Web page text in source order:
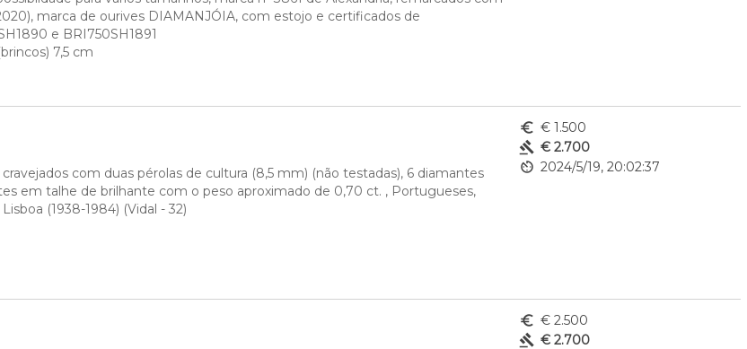
marca de ourives DIAMANJÓIA, com estojo e certificados de
e BRI750SH1891
7,5 cm
com duas pérolas de cultura (8,5 mm) (não testadas), 6 diamantes
em talhe de brilhante com o peso aproximado de 0,70 ct. , Portugueses,
(1938-1984) (Vidal - 32)
euro_symbol € 1.500
gavel € 2.700
av_timer 2024/5/19, 20:02:37
euro_symbol € 2.500
gavel € 2.700